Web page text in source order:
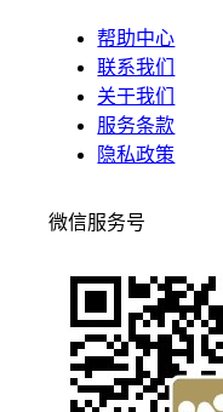
帮助中心
联系我们
关于我们
服务条款
隐私政策
微信服务号